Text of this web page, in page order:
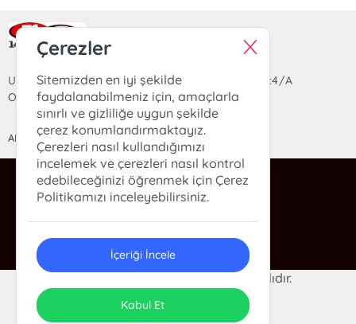
Ra Yayın Kitabevi
Uzun Sokak Saray Çarşısı Lara Sineması Girişi No:4/A
Ortahisar/TRABZON
ANASAYFA YARDIM İLETİŞİM
ra@rakitap.com
0(462) 326 49 71
© 2024 Ra Kitabevi. Her hakkı saklıdır.
Tasarım & Uygulama
Çerezler
Sitemizden en iyi şekilde
faydalanabilmeniz için, amaçlarla
sınırlı ve gizliliğe uygun şekilde
çerez konumlandırmaktayız.
Çerezleri nasıl kullandığımızı
incelemek ve çerezleri nasıl kontrol
edebileceğinizi öğrenmek için Çerez
Politikamızı inceleyebilirsiniz.
İçeriği İncele
Kabul Et